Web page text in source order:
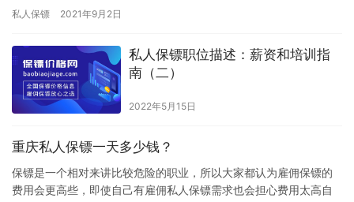
少钱一…
私人保镖 2021年9月2日
私人保镖职位描述：薪资和培训指
南（二）
2022年5月15日
重庆私人保镖一天多少钱？
保镖是一个相对来讲比较危险的职业，所以大家都认为雇佣保镖的
费用会更高些，即使自己有雇佣私人保镖需求也会担心费用太高自